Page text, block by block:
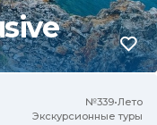
№339•Лето
Экскурсионные туры